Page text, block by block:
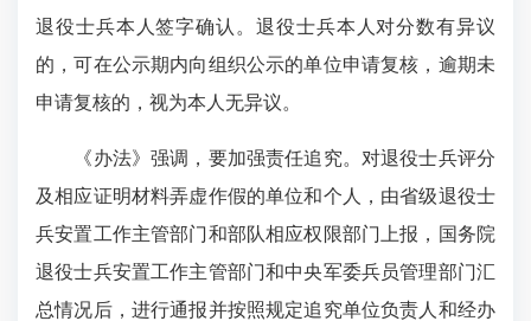
退役士兵本人签字确认。退役士兵本人对分数有异议
的，可在公示期内向组织公示的单位申请复核，逾期未
申请复核的，视为本人无异议。
《办法》强调，要加强责任追究。对退役士兵评分
及相应证明材料弄虚作假的单位和个人，由省级退役士
兵安置工作主管部门和部队相应权限部门上报，国务院
退役士兵安置工作主管部门和中央军委兵员管理部门汇
总情况后，进行通报并按照规定追究单位负责人和经办